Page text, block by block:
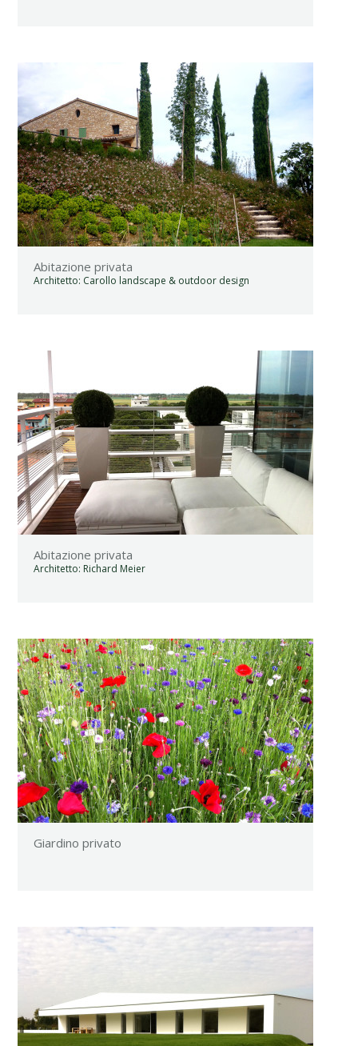
Abitazione privata
Architetto: Carollo landscape & outdoor design
Abitazione privata
Architetto: Richard Meier
Giardino privato